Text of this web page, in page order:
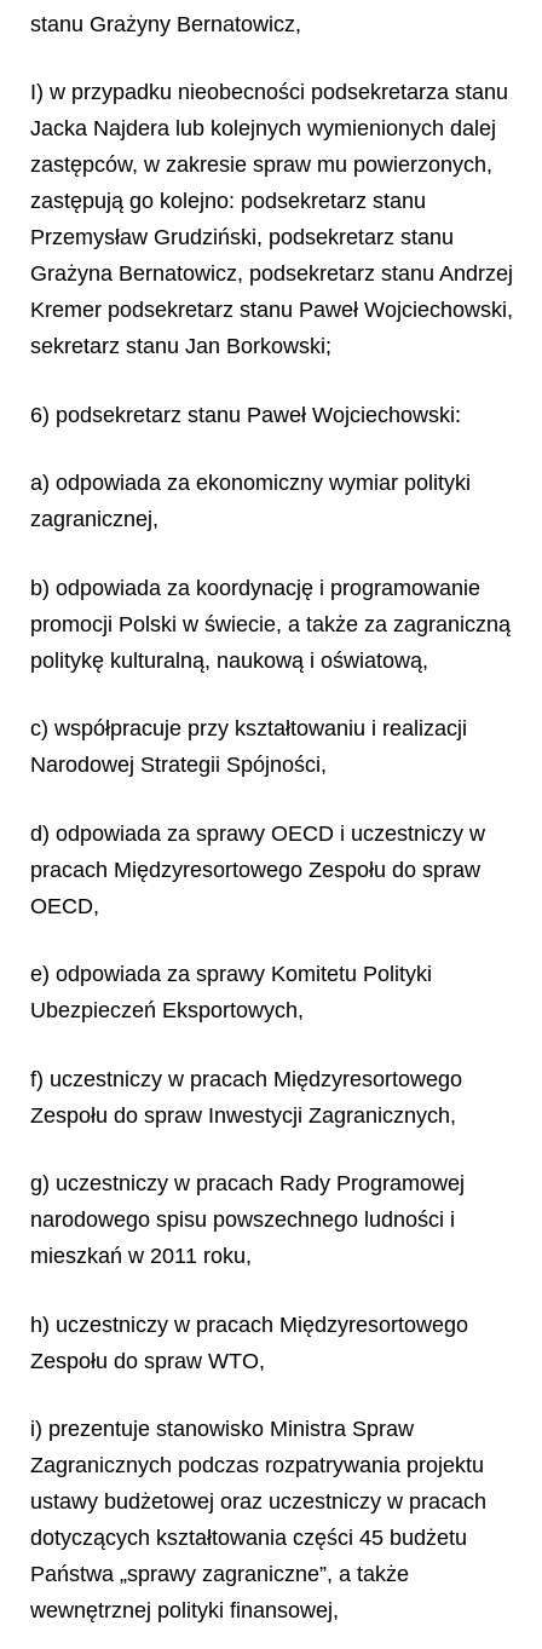
stanu Grażyny Bernatowicz,
I) w przypadku nieobecności podsekretarza stanu
Jacka Najdera lub kolejnych wymienionych dalej
zastępców, w zakresie spraw mu powierzonych,
zastępują go kolejno: podsekretarz stanu
Przemysław Grudziński, podsekretarz stanu
Grażyna Bernatowicz, podsekretarz stanu Andrzej
Kremer podsekretarz stanu Paweł Wojciechowski,
sekretarz stanu Jan Borkowski;
6) podsekretarz stanu Paweł Wojciechowski:
a) odpowiada za ekonomiczny wymiar polityki
zagranicznej,
b) odpowiada za koordynację i programowanie
promocji Polski w świecie, a także za zagraniczną
politykę kulturalną, naukową i oświatową,
c) współpracuje przy kształtowaniu i realizacji
Narodowej Strategii Spójności,
d) odpowiada za sprawy OECD i uczestniczy w
pracach Międzyresortowego Zespołu do spraw
OECD,
e) odpowiada za sprawy Komitetu Polityki
Ubezpieczeń Eksportowych,
f) uczestniczy w pracach Międzyresortowego
Zespołu do spraw Inwestycji Zagranicznych,
g) uczestniczy w pracach Rady Programowej
narodowego spisu powszechnego ludności i
mieszkań w 2011 roku,
h) uczestniczy w pracach Międzyresortowego
Zespołu do spraw WTO,
i) prezentuje stanowisko Ministra Spraw
Zagranicznych podczas rozpatrywania projektu
ustawy budżetowej oraz uczestniczy w pracach
dotyczących kształtowania części 45 budżetu
Państwa „sprawy zagraniczne”, a także
wewnętrznej polityki finansowej,